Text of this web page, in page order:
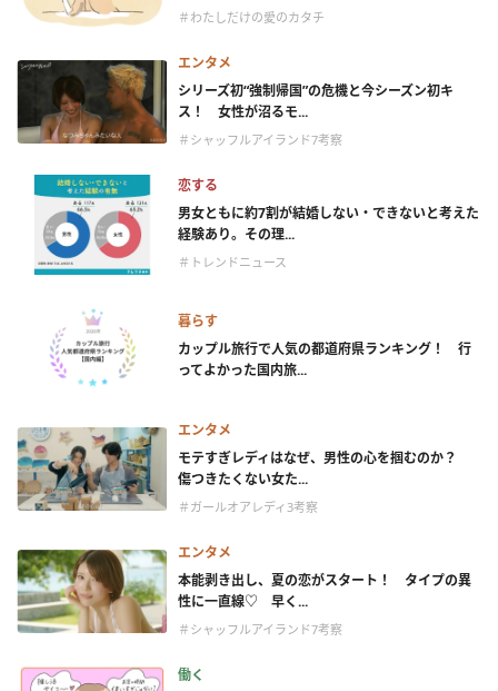
＃わたしだけの愛のカタチ
エンタメ
シリーズ初“強制帰国”の危機と今シーズン初キ
ス！ 女性が沼るモ...
＃シャッフルアイランド7考察
恋する
男女ともに約7割が結婚しない・できないと考えた
経験あり。その理...
＃トレンドニュース
暮らす
カップル旅行で人気の都道府県ランキング！ 行
ってよかった国内旅...
エンタメ
モテすぎレディはなぜ、男性の心を掴むのか？
傷つきたくない女た...
＃ガールオアレディ3考察
エンタメ
本能剥き出し、夏の恋がスタート！ タイプの異
性に一直線♡ 早く...
＃シャッフルアイランド7考察
働く